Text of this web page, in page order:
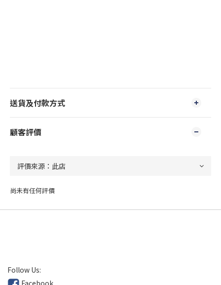
送貨及付款方式
顧客評價
尚未有任何評價
Follow Us:
Facebook